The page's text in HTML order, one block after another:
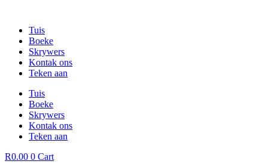
contentTuis
Boeke
Skrywers
Kontak ons
Teken aan
Tuis
Boeke
Skrywers
Kontak ons
Teken aan
R0.00 0 Cart